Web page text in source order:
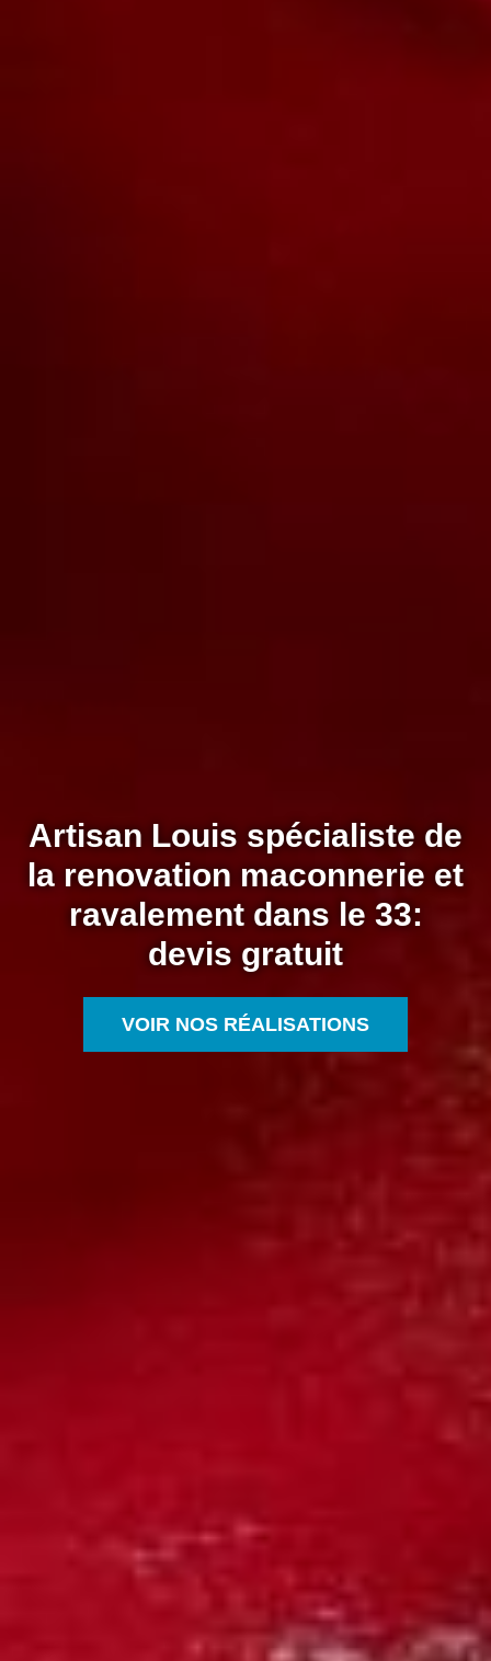
Artisan Louis spécialiste de
la renovation maconnerie et
ravalement dans le 33:
devis gratuit
VOIR NOS RÉALISATIONS